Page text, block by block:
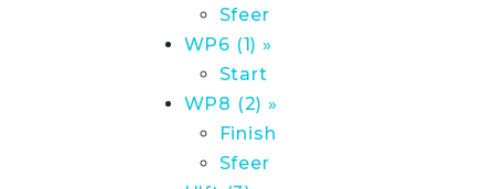
Sfeer
WP6 (1) »
Start
WP8 (2) »
Finish
Sfeer